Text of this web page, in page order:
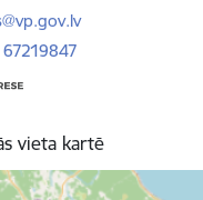
vieta kartē